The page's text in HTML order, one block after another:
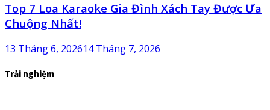
Top 7 Loa Karaoke Gia Đình Xách Tay Được Ưa
Chuộng Nhất!
13 Tháng 6, 202614 Tháng 7, 2026
Trải nghiệm